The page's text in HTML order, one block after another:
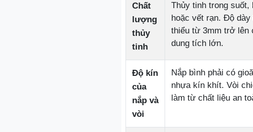
Chất
lượng
thủy
tinh
Thủy tinh trong suốt,
hoặc vết rạn. Độ dày
thiểu từ 3mm trở lên
dung tích lớn.
Độ kín
của
nắp và
vòi
Nắp bình phải có
nhựa kín khít. Vòi
làm từ chất liệu an